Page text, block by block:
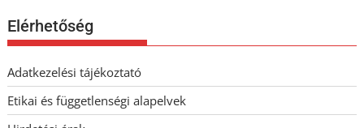
Elérhetőség
Adatkezelési tájékoztató
Etikai és függetlenségi alapelvek